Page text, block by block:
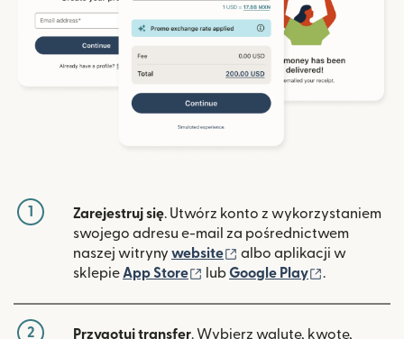
1 Zarejestruj się. Utwórz konto z wykorzystaniem
swojego adresu e-mail za pośrednictwem
naszej witryny website (otwiera się w nowym
albo aplikacji w
sklepie App Store (otwiera się w nowym oknie)
lubGoogle Play .
2 Przygotuj transfer. Wybierz walutę, kwotę,